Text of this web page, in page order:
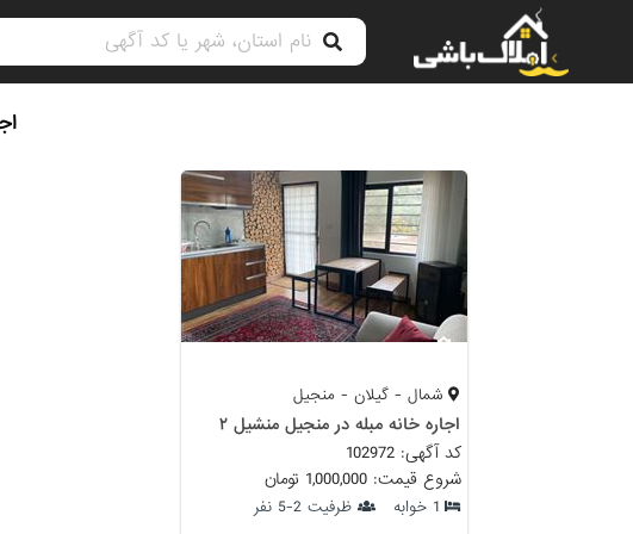
شمال - گیلان - منجیل
اجاره خانه مبله در منجیل منشیل ۲
کد آگهی: 102972
شروع قیمت: 1,000,000 تومان
1 خوابه ظرفیت 2-5 نفر